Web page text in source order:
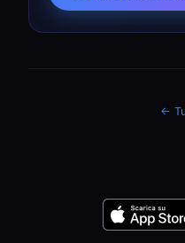
←